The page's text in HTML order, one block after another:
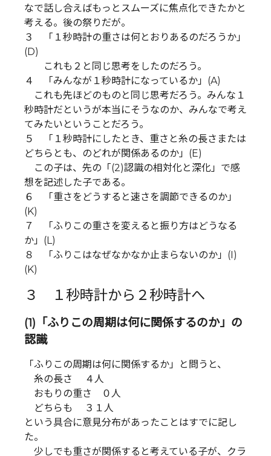
なで話し合えばもっとスムーズに焦点化できたかと
考える。後の祭りだが。
３ 「１秒時計の重さは何とおりあるのだろうか」
(D)
これも２と同じ思考をしたのだろう。
４ 「みんなが１秒時計になっているか」(A)
これも先ほどのものと同じ思考だろう。みんな１
秒時計だというが本当にそうなのか、みんなで考え
てみたいということだろう。
５ 「１秒時計にしたとき、重さと糸の長さまたは
どちらとも、のどれが関係あるのか」(E)
この子は、先の「(2)認識の相対化と深化」で感
想を記述した子である。
６ 「重さをどうすると速さを調節できるのか」
(K)
７ 「ふりこの重さを変えると振り方はどうなる
か」(L)
８ 「ふりこはなぜなかなか止まらないのか」(I)
(K)
３ １秒時計から２秒時計へ
(1)「ふりこの周期は何に関係するのか」の
認識
「ふりこの周期は何に関係するか」と問うと、
糸の長さ ４人
おもりの重さ ０人
どちらも ３１人
という具合に意見分布があったことはすでに記し
た。
少しでも重さが関係すると考えている子が、クラ